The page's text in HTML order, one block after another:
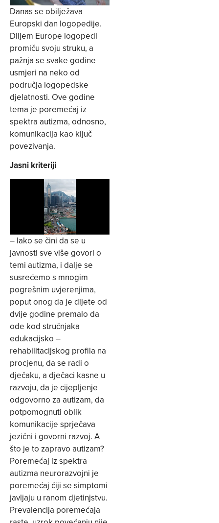
Danas se obilježava
Europski dan logopedije.
Diljem Europe logopedi
promiču svoju struku, a
pažnja se svake godine
usmjeri na neko od
područja logopedske
djelatnosti. Ove godine
tema je poremećaj iz
spektra autizma, odnosno,
komunikacija kao ključ
povezivanja.
Jasni kriteriji
– Iako se čini da se u
javnosti sve više govori o
temi autizma, i dalje se
susrećemo s mnogim
pogrešnim uvjerenjima,
poput onog da je dijete od
dvije godine premalo da
ode kod stručnjaka
edukacijsko –
rehabilitacijskog profila na
procjenu, da se radi o
dječaku, a dječaci kasne u
razvoju, da je cijepljenje
odgovorno za autizam, da
potpomognuti oblik
komunikacije sprječava
jezični i govorni razvoj. A
što je to zapravo autizam?
Poremećaj iz spektra
autizma neurorazvojni je
poremećaj čiji se simptomi
javljaju u ranom djetinjstvu.
Prevalencija poremećaja